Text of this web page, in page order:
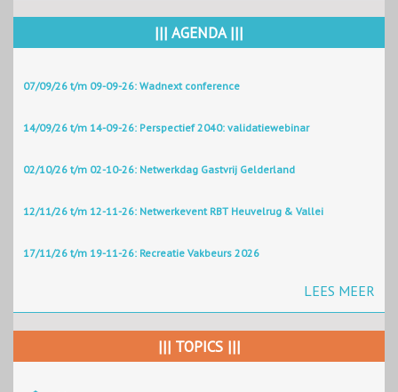
||| AGENDA |||
07/09/26 t/m 09-09-26: Wadnext conference
14/09/26 t/m 14-09-26: Perspectief 2040: validatiewebinar
02/10/26 t/m 02-10-26: Netwerkdag Gastvrij Gelderland
12/11/26 t/m 12-11-26: Netwerkevent RBT Heuvelrug & Vallei
17/11/26 t/m 19-11-26: Recreatie Vakbeurs 2026
LEES MEER
||| TOPICS |||